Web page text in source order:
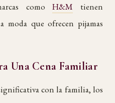
comoH&M tienen
moda que ofrecen pijamas
Una Cena Familiar
con la familia, los